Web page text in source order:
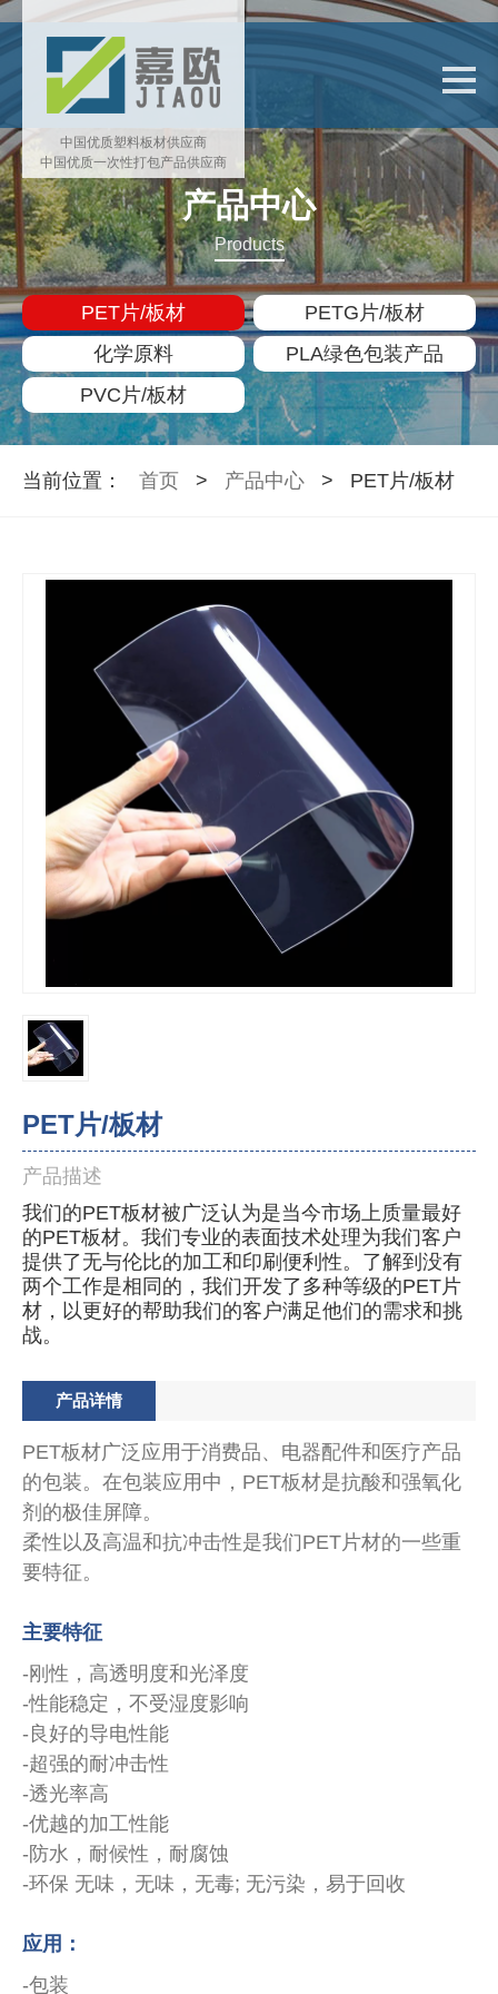
中国优质塑料板材供应商
中国优质一次性打包产品供应商
产品中心
Products
PET片/板材
PETG片/板材
化学原料
PLA绿色包装产品
PVC片/板材
当前位置： 首页 > 产品中心 > PET片/板材
PET片/板材
产品描述
我们的PET板材被广泛认为是当今市场上质量最好
的PET板材。我们专业的表面技术处理为我们客户
提供了无与伦比的加工和印刷便利性。了解到没有
两个工作是相同的，我们开发了多种等级的PET片
材，以更好的帮助我们的客户满足他们的需求和挑
战。
产品详情
PET板材广泛应用于消费品、电器配件和医疗产品
的包装。在包装应用中，PET板材是抗酸和强氧化
剂的极佳屏障。
柔性以及高温和抗冲击性是我们PET片材的一些重
要特征。
主要特征
-刚性，高透明度和光泽度
-性能稳定，不受湿度影响
-良好的导电性能
-超强的耐冲击性
-透光率高
-优越的加工性能
-防水，耐候性，耐腐蚀
-环保 无味，无味，无毒; 无污染，易于回收
应用：
-包装